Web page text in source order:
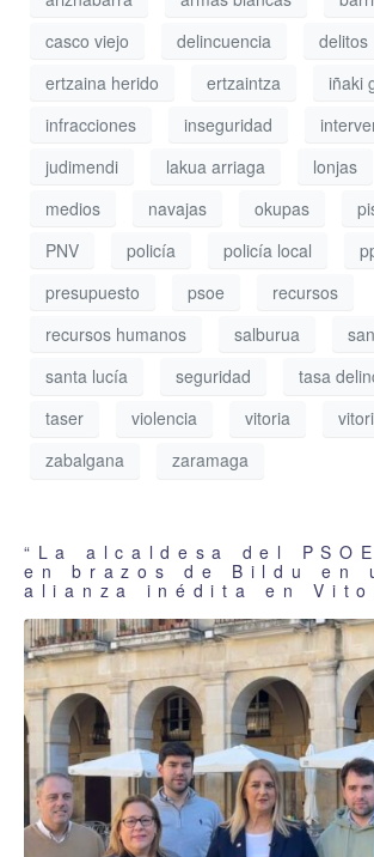
casco viejo
delincuencia
delitos
ertzaina herido
ertzaintza
iñaki
infracciones
inseguridad
judimendi
lakua arriaga lonjas
medios
navajas okupas
PNV
policía policía local
presupuesto
psoe
recursos
recursos humanos
salburua
santa lucía
seguridad
tasa
taser
violencia vitoria
zabalgana
zaramaga
“La alcaldesa del
en brazos de Bildu en
alianza inédita en